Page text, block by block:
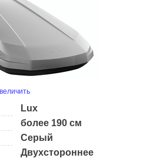
Lux
более 190 см
Серый
Двухстороннее